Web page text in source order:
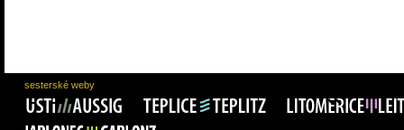
sesterské weby